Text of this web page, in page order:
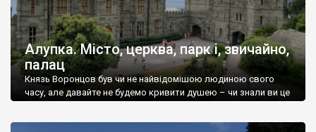
Алупка. Місто, церква, парк і, звичайно,
палац
Князь Воронцов був чи не найвідомішою людиною свого
часу, але давайте не будемо кривити душею – чи знали ви це